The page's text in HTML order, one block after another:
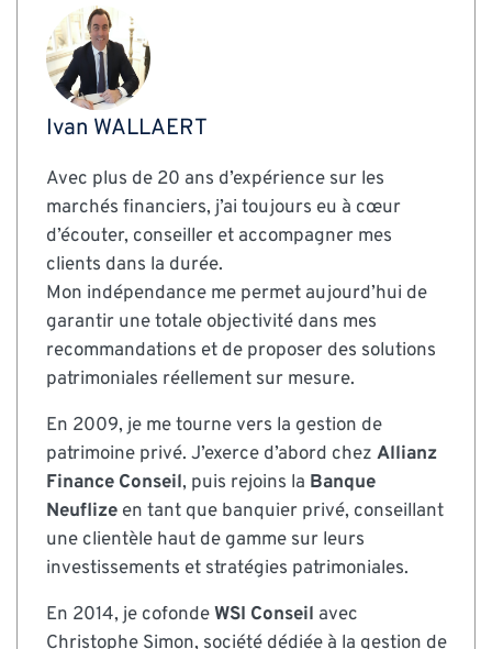
Ivan WALLAERT
Avec plus de 20 ans d’expérience sur les
marchés financiers, j’ai toujours eu à cœur
d’écouter, conseiller et accompagner mes
clients dans la durée.
Mon indépendance me permet aujourd’hui de
garantir une totale objectivité dans mes
recommandations et de proposer des solutions
patrimoniales réellement sur mesure.
En 2009, je me tourne vers la gestion de
patrimoine privé. J’exerce d’abord chez Allianz
Finance Conseil, puis rejoins la Banque
Neuflizeen tant que banquier privé, conseillant
une clientèle haut de gamme sur leurs
investissements et stratégies patrimoniales.
En 2014, je cofondeWSI Conseil avec
Christophe Simon, société dédiée à la gestion de